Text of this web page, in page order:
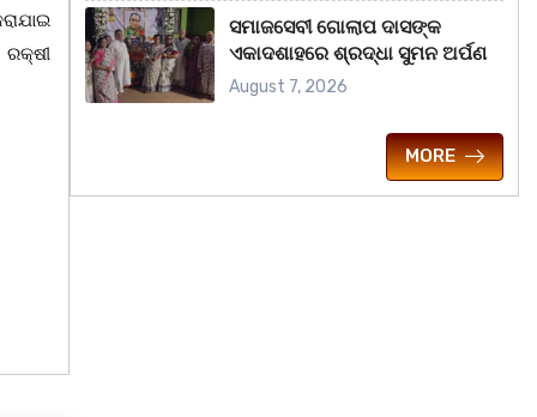
ସମାଜସେବୀ ଗୋଲାପ ଦାସଙ୍କ
ଏକାଦଶାହରେ ଶ୍ରଦ୍ଧା ସୁମନ ଅର୍ପଣ
August 7, 2026
MORE